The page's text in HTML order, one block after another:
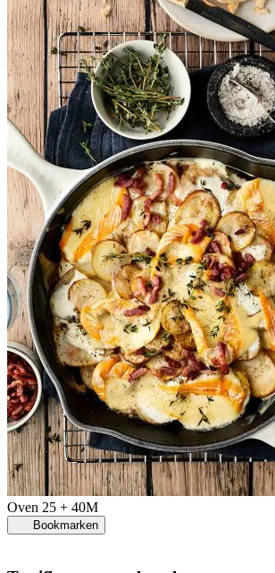
Oven 25 + 40M
Bookmarken